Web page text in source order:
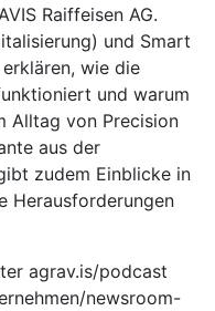
Raiffeisen AG.
und Smart
wie die
und warum
Alltag von Precision
aus der
zudem Einblicke in
Herausforderungen
agrav.is/podcast
newsroom-